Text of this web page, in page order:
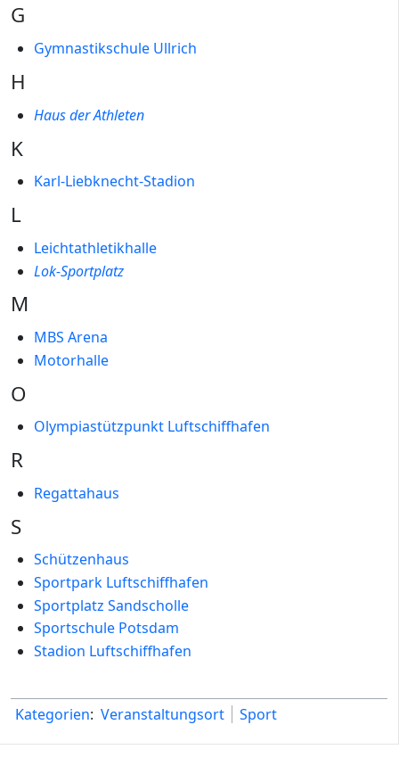
G
Gymnastikschule Ullrich
H
Haus der Athleten
K
Karl-Liebknecht-Stadion
L
Leichtathletikhalle
Lok-Sportplatz
M
MBS Arena
Motorhalle
O
Olympiastützpunkt Luftschiffhafen
R
Regattahaus
S
Schützenhaus
Sportpark Luftschiffhafen
Sportplatz Sandscholle
Sportschule Potsdam
Stadion Luftschiffhafen
Kategorien: Veranstaltungsort Sport